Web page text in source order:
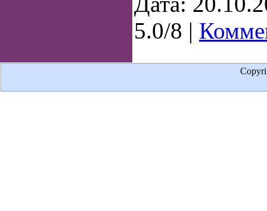
5.0/8 |